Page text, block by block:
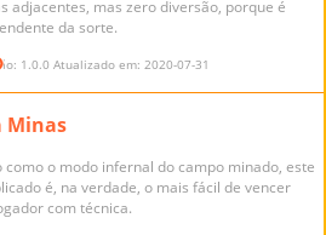
adjacentes, mas zero diversão, porque é
da sorte.
1.0.0 Atualizado em: 2020-07-31
Minas
como o modo infernal do campo minado, este
é, na verdade, o mais fácil de vencer
com técnica.